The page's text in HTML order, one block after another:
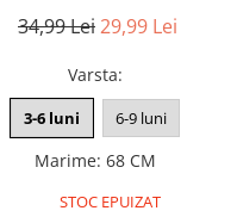
34,99 Lei29,99 Lei
Varsta:
3-6 luni 6-9 luni
Marime: 68 CM
STOC EPUIZAT